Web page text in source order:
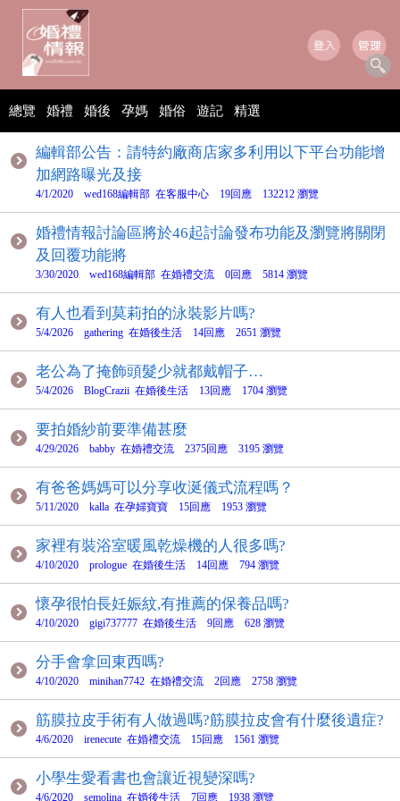
總覽 婚禮 婚後 孕媽 婚俗 遊記 精選
編輯部公告：請特約廠商店家多利用以下平台功能增
加網路曝光及接
4/1/2020 wed168編輯部 在客服中心 19回應 132212 瀏覽
婚禮情報討論區將於46起討論發布功能及瀏覽將關閉
及回覆功能將
3/30/2020 wed168編輯部 在婚禮交流 0回應 5814 瀏覽
有人也看到莫莉拍的泳裝影片嗎?
5/4/2026 gathering 在婚後生活 14回應 2651 瀏覽
老公為了掩飾頭髮少就都戴帽子…
5/4/2026 BlogCrazii 在婚後生活 13回應 1704 瀏覽
要拍婚紗前要準備甚麼
4/29/2026 babby 在婚禮交流 2375回應 3195 瀏覽
有爸爸媽媽可以分享收涎儀式流程嗎？
5/11/2020 kalla 在孕婦寶寶 15回應 1953 瀏覽
家裡有裝浴室暖風乾燥機的人很多嗎?
4/10/2020 prologue 在婚後生活 14回應 794 瀏覽
懷孕很怕長妊娠紋,有推薦的保養品嗎?
4/10/2020 gigi737777 在婚後生活 9回應 628 瀏覽
分手會拿回東西嗎?
4/10/2020 minihan7742 在婚禮交流 2回應 2758 瀏覽
筋膜拉皮手術有人做過嗎?筋膜拉皮會有什麼後遺症?
4/6/2020 irenecute 在婚禮交流 15回應 1561 瀏覽
小學生愛看書也會讓近視變深嗎?
4/6/2020 semolina 在婚後生活 7回應 1938 瀏覽